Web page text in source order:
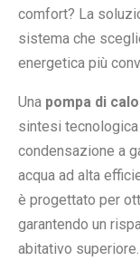
comfort? La
sistema che
energetica più
Una pompa di
sintesi tecnologica
condensazione a
acqua ad alta
è progettato per
garantendo un
abitativo superiore.